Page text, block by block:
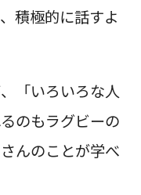
積極的に話すよ
「いろいろな人
のもラグビーの
んのことが学べ